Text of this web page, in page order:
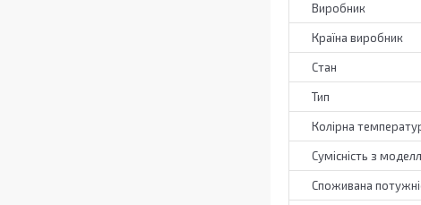
Виробник
Країна виробник
Стан
Тип
Колірна
Сумісність з
Споживана